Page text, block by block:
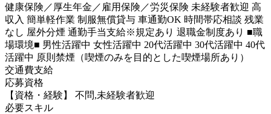
健康保険／厚生年金／雇用保険／労災保険 未経験者歓迎 高
収入 簡単軽作業 制服無償貸与 車通勤OK 時間帯応相談 残業
なし 屋外分煙 通勤手当支給※規定あり 退職金制度あり ■職
場環境■ 男性活躍中 女性活躍中 20代活躍中 30代活躍中 40代
活躍中 原則禁煙（喫煙のみを目的とした喫煙場所あり）
交通費支給
応募資格
【資格・経験】 不問,未経験者歓迎
必要スキル